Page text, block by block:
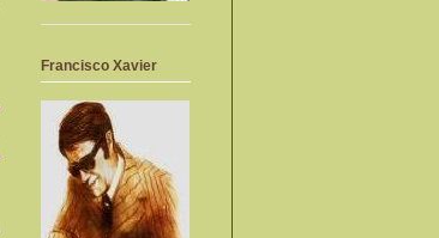
Francisco Xavier